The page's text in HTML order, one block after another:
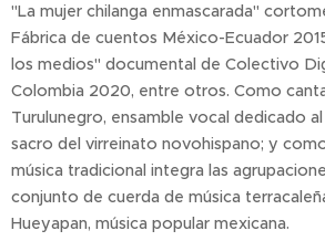
"La mujer chilanga enmascarada"
Fábrica de cuentos México-Ecuador
los medios" documental de Colectivo
Colombia 2020, entre otros. Como
Turulunegro, ensamble vocal dedicado
sacro del virreinato novohispano; y
música tradicional integra las
conjunto de cuerda de música
Hueyapan, música popular mexicana.